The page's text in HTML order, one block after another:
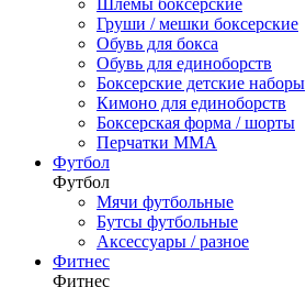
Шлемы боксерские
Груши / мешки боксерские
Обувь для бокса
Обувь для единоборств
Боксерские детские наборы
Кимоно для единоборств
Боксерская форма / шорты
Перчатки ММА
Футбол
Футбол
Мячи футбольные
Бутсы футбольные
Аксессуары / разное
Фитнес
Фитнес